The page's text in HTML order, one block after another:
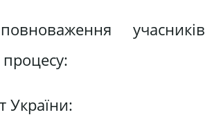
учасників
України: